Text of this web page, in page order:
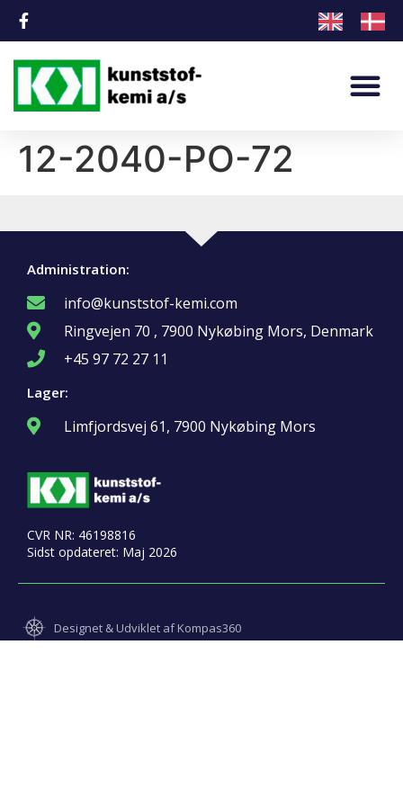
12-2040-PO-72
Administration:
info@kunststof-kemi.com
Ringvejen 70 , 7900 Nykøbing Mors, Denmark
+45 97 72 27 11
Lager:
Limfjordsvej 61, 7900 Nykøbing Mors
CVR NR: 46198816
Sidst opdateret: Maj 2026
Designet & Udviklet af Kompas360